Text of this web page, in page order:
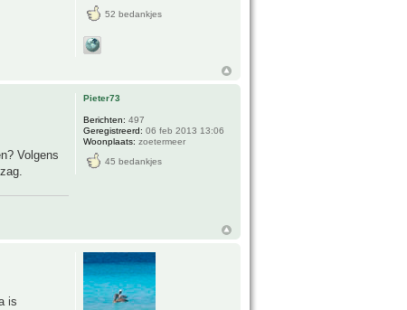
52 bedankjes
Volgens
Pieter73
Berichten: 497
Geregistreerd: 06 feb 2013 13:06
Woonplaats: zoetermeer
45 bedankjes
is